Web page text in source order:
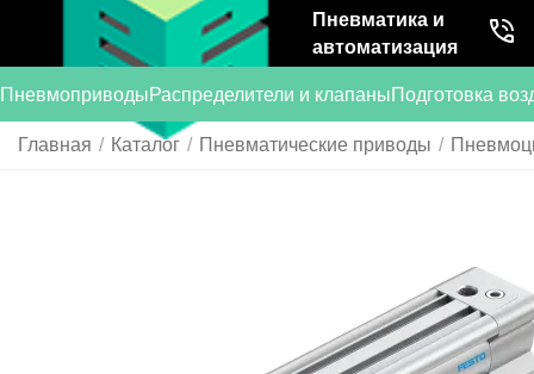
Пневматика и
автоматизация
ПневмоприводыРаспределители и клапаныПодготовка
Главная / Каталог / Пневматические приводы /